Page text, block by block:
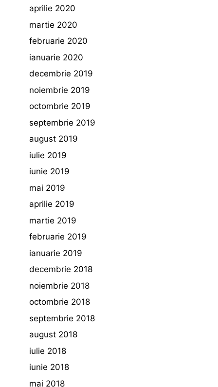
aprilie 2020
martie 2020
februarie 2020
ianuarie 2020
decembrie 2019
noiembrie 2019
octombrie 2019
septembrie 2019
august 2019
iulie 2019
iunie 2019
mai 2019
aprilie 2019
martie 2019
februarie 2019
ianuarie 2019
decembrie 2018
noiembrie 2018
octombrie 2018
septembrie 2018
august 2018
iulie 2018
iunie 2018
mai 2018